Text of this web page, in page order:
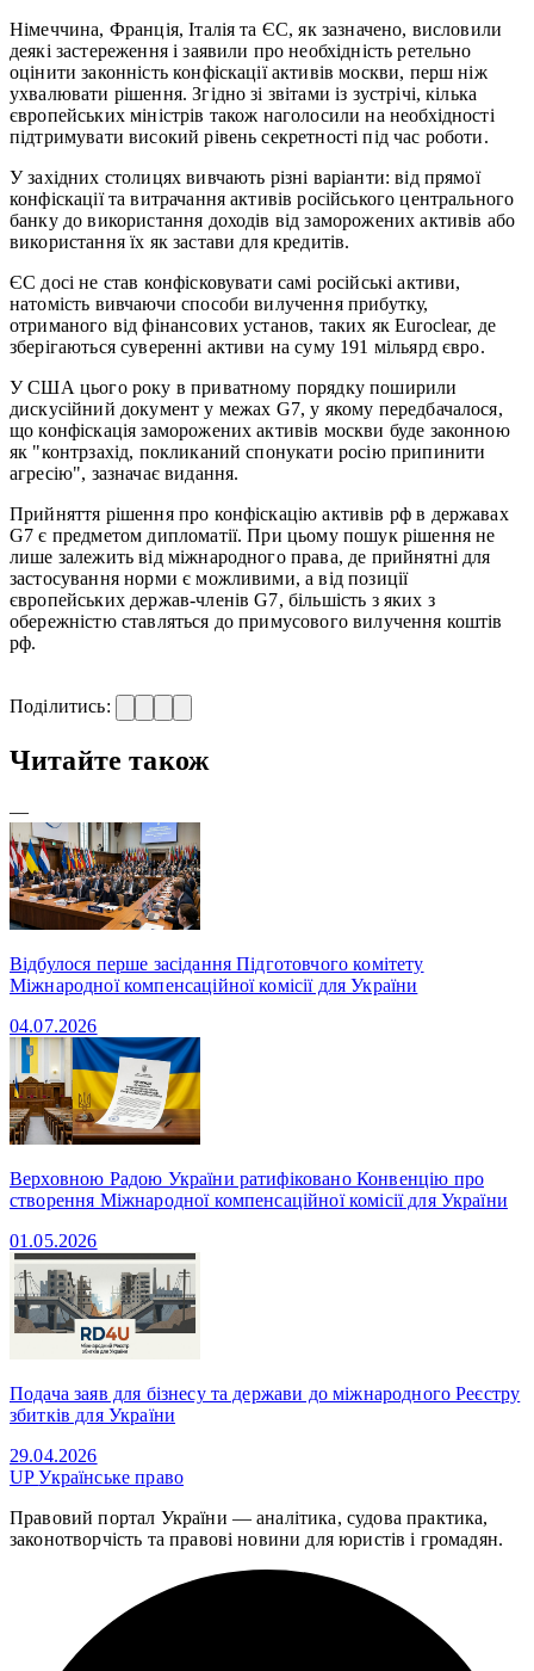
Німеччина, Франція, Італія та ЄС, як зазначено, висловили
деякі застереження і заявили про необхідність ретельно
оцінити законність конфіскації активів москви, перш ніж
ухвалювати рішення. Згідно зі звітами із зустрічі, кілька
європейських міністрів також наголосили на необхідності
підтримувати високий рівень секретності під час роботи.
У західних столицях вивчають різні варіанти: від прямої
конфіскації та витрачання активів російського центрального
банку до використання доходів від заморожених активів або
використання їх як застави для кредитів.
ЄС досі не став конфісковувати самі російські активи,
натомість вивчаючи способи вилучення прибутку,
отриманого від фінансових установ, таких як Euroclear, де
зберігаються суверенні активи на суму 191 мільярд євро.
У США цього року в приватному порядку поширили
дискусійний документ у межах G7, у якому передбачалося,
що конфіскація заморожених активів москви буде законною
як "контрзахід, покликаний спонукати росію припинити
агресію", зазначає видання.
Прийняття рішення про конфіскацію активів рф в державах
G7 є предметом дипломатії. При цьому пошук рішення не
лише залежить від міжнародного права, де прийнятні для
застосування норми є можливими, а від позиції
європейських держав-членів G7, більшість з яких з
обережністю ставляться до примусового вилучення коштів
рф.
Поділитись:
Читайте також
—
Відбулося перше засідання Підготовчого комітету
Міжнародної компенсаційної комісії для України
04.07.2026
Верховною Радою України ратифіковано Конвенцію про
створення Міжнародної компенсаційної комісії для України
01.05.2026
Подача заяв для бізнесу та держави до міжнародного Реєстру
збитків для України
29.04.2026
UPУкраїнське право
Правовий портал України — аналітика, судова практика,
законотворчість та правові новини для юристів і громадян.